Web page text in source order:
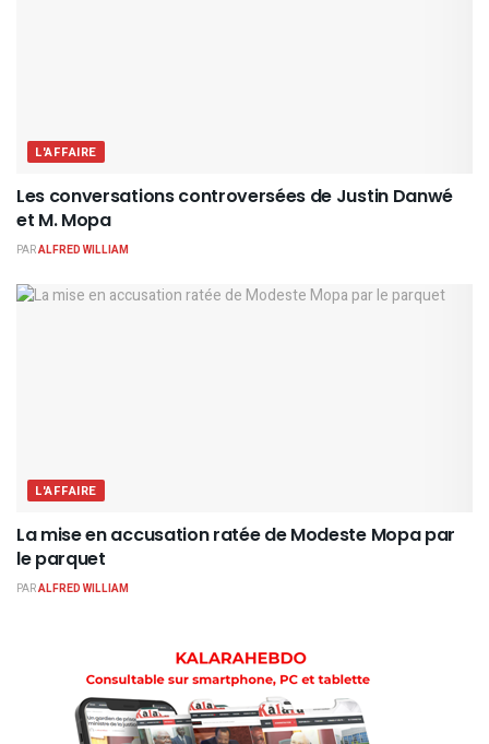
L'AFFAIRE
Les conversations controversées de Justin Danwé
et M. Mopa
PARALFRED WILLIAM
L'AFFAIRE
La mise en accusation ratée de Modeste Mopa par
le parquet
PARALFRED WILLIAM